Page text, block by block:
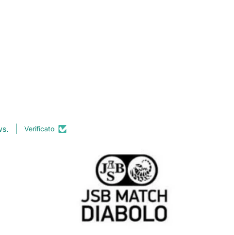
Verificato